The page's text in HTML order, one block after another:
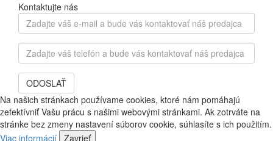
Kontaktujte nás
Zadajte
váš
e-
mail
a
bude
vás
kontaktovať
náš
predajca
Zadajte
váš
telefón
bude
vás
kontaktovať
náš
ODOSLAŤ
Na našich stránkach používame cookies, ktoré nám pomáhajú
zefektívniť Vašu prácu s našimi webovými stránkami. Ak zotrváte na
stránke bez zmeny nastavení súborov cookie, súhlasíte s ich použitím.
Viac informácií Zavrieť